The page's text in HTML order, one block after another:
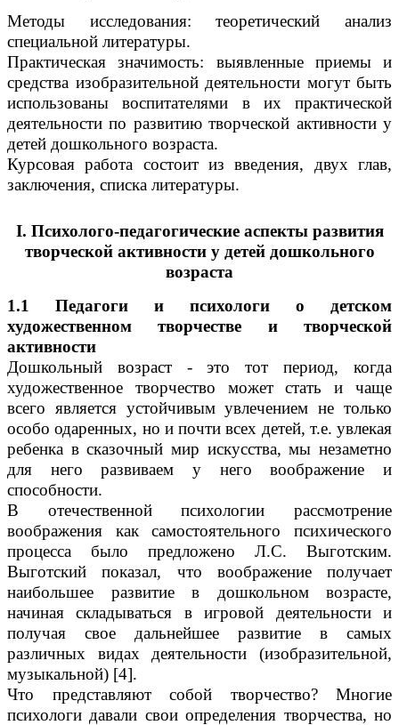
Методы исследования: теоретический анализ
специальной литературы.
Практическая значимость: выявленные приемы и
средства изобразительной деятельности могут быть
использованы воспитателями в их практической
деятельности по развитию творческой активности у
детей дошкольного возраста.
Курсовая работа состоит из введения, двух глав,
заключения, списка литературы.
I. Психолого-педагогические аспекты развития
творческой активности у детей дошкольного
возраста
1.1 Педагоги и психологи о детском
художественном творчестве и творческой
активности
Дошкольный возраст - это тот период, когда
художественное творчество может стать и чаще
всего является устойчивым увлечением не только
особо одаренных, но и почти всех детей, т.е. увлекая
ребенка в сказочный мир искусства, мы незаметно
для него развиваем у него воображение и
способности.
В отечественной психологии рассмотрение
воображения как самостоятельного психического
процесса было предложено Л.С. Выготским.
Выготский показал, что воображение получает
наибольшее развитие в дошкольном возрасте,
начиная складываться в игровой деятельности и
получая свое дальнейшее развитие в самых
различных видах деятельности (изобразительной,
музыкальной) [4].
Что представляют собой творчество? Многие
психологи давали свои определения творчества, но